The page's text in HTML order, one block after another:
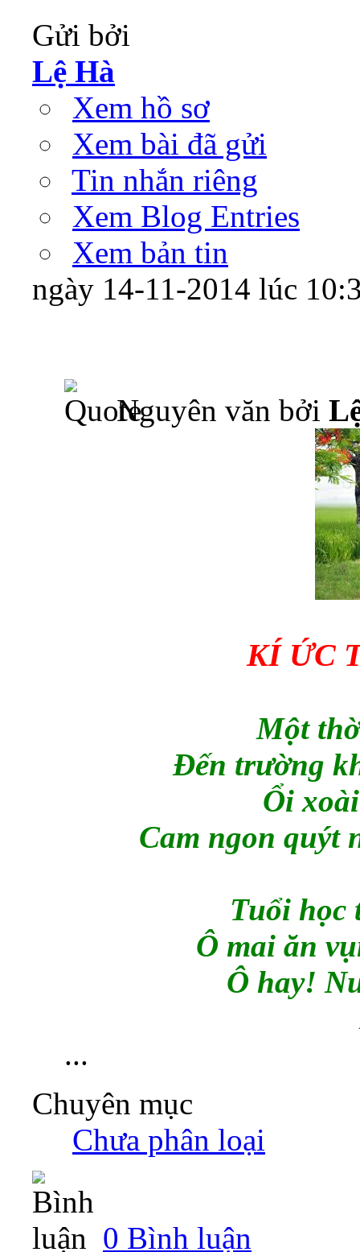
Gửi bởi
Lệ Hà
Xem hồ sơ
Xem bài đã gửi
Tin nhắn riêng
Xem Blog Entries
Xem bản tin
ngày 14-11-2014 lúc
Nguyên văn bởi
KÍ ỨC
Một
Đến trường
Ổi
Cam ngon quýt
Tuổi học
Ô mai ăn
Ô hay!
...
Chuyên mục
Chưa phân loại
0 Bình luận